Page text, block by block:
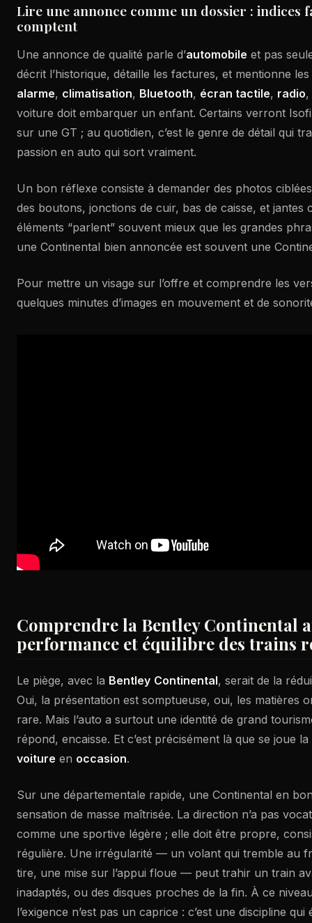
Lire une annonce comme un dossier : indices
comptent
Une annonce de qualité parle d’automobile et pas
décrit l’historique, détaille les factures, et mentionne
alarme, climatisation, Bluetooth, écran tactile, radio,
voiture doit embarquer un enfant. Certains verront
sur une GT ; au quotidien, c’est le genre de détail qui
passion en auto qui sort vraiment.
Un bon réflexe consiste à demander des photos
des boutons, jonctions de cuir, bas de caisse, et jantes
éléments “parlent” souvent mieux que les grandes
une Continental bien annoncée est souvent une
Pour mettre un visage sur l’offre et comprendre les
quelques minutes d’images en mouvement et de
Comprendre la Bentley Continental
performance et équilibre des trains
Le piège, avec la Bentley Continental, serait de la
Oui, la présentation est somptueuse, oui, les matières
rare. Mais l’auto a surtout une identité de grand
répond, encaisse. Et c’est précisément là que se joue
voiture en occasion.
Sur une départementale rapide, une Continental en
sensation de masse maîtrisée. La direction n’a pas
comme une sportive légère ; elle doit être propre,
régulière. Une irrégularité — un volant qui tremble au
tire, une mise sur l’appui floue — peut trahir un train
inadaptés, ou des disques proches de la fin. À ce
l’exigence n’est pas un caprice : c’est une discipline